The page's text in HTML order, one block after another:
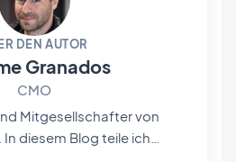
DEN AUTOR
Granados
CMO
Mitgesellschafter von